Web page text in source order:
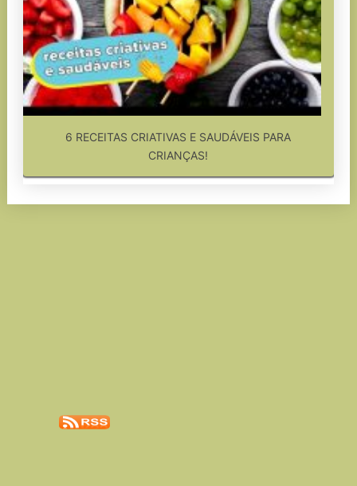
6 RECEITAS CRIATIVAS E SAUDÁVEIS PARA
CRIANÇAS!